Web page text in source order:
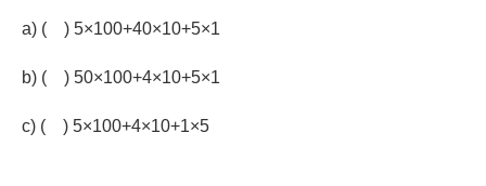
a) ( ) 5×100+40×10+5×1
b) ( ) 50×100+4×10+5×1
c) ( ) 5×100+4×10+1×5